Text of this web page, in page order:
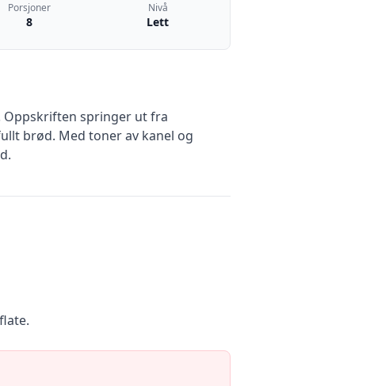
Porsjoner
8
Nivå
Lett
springer ut fra
brød. Med toner av kanel og